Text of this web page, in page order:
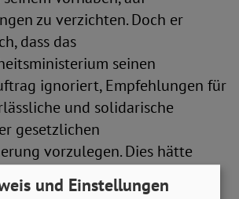
zu verzichten. Doch er
dass das
seinen
ignoriert, Empfehlungen für
und solidarische
gesetzlichen
vorzulegen. Dies hätte
Jahres geschehen sollen.
und Einstellungen